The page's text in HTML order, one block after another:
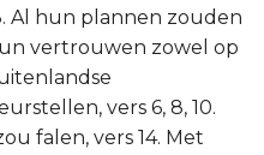
Al hun plannen zouden
vertrouwen zowel op
vers 6, 8, 10.
falen, vers 14. Met